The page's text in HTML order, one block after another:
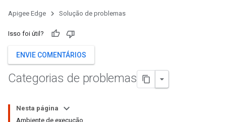
Apigee Edge Solução de problemas
Isso foi útil?
ENVIE COMENTÁRIOS
Categorias de problemas
Nesta página
Ambiente de execução